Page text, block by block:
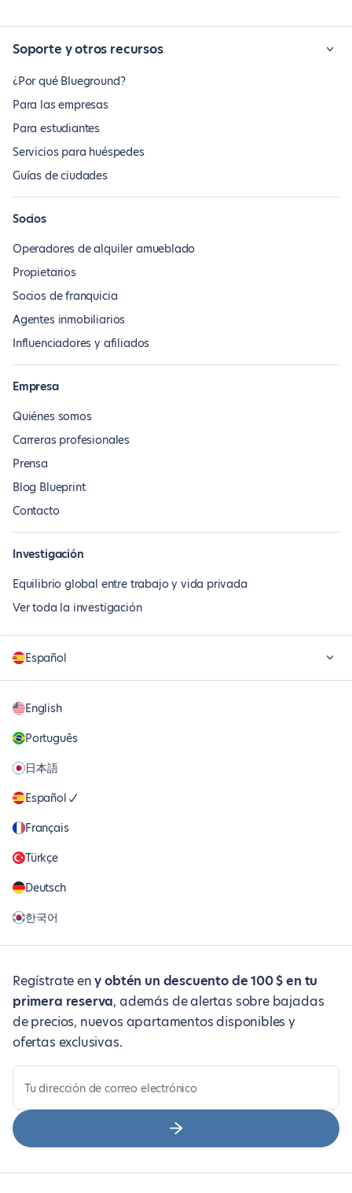
Soporte y otros recursos
¿Por qué Blueground?
Para las empresas
Para estudiantes
Servicios para huéspedes
Guías de ciudades
Socios
Operadores de alquiler amueblado
Propietarios
Socios de franquicia
Agentes inmobiliarios
Influenciadores y afiliados
Empresa
Quiénes somos
Carreras profesionales
Prensa
Blog Blueprint
Contacto
Investigación
Equilibrio global entre trabajo y vida privada
Ver toda la investigación
Español
English
Português
日本語
Español
Français
Türkçe
Deutsch
한국어
Regístrate eny obtén un descuento de 100 $ en tu
primera reserva, además de alertas sobre bajadas
de precios, nuevos apartamentos disponibles y
ofertas exclusivas.
Tu dirección de correo electrónico